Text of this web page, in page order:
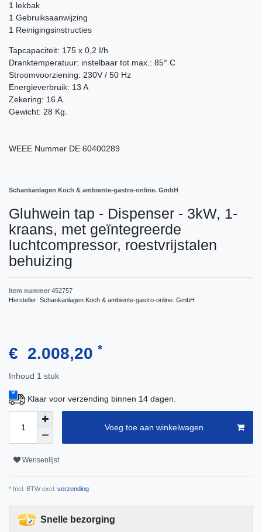
1 lekbak
1 Gebruiksaanwijzing
1 Reinigingsinstructies
Tapcapaciteit: 175 x 0,2 I/h
Dranktemperatuur: instelbaar tot max.: 85° C
Stroomvoorziening: 230V / 50 Hz
Energieverbruik: 13 A
Zekering: 16 A
Gewicht: 28 Kg.
WEEE Nummer DE 60400289
Schankanlagen Koch & ambiente-gastro-online. GmbH
Gluhwein tap - Dispenser - 3kW, 1-
kraans, met geïntegreerde
luchtcompressor, roestvrijstalen
behuizing
Item nummer 452757
Hersteller: Schankanlagen Koch & ambiente-gastro-online. GmbH
€ 2.008,20 *
Inhoud 1 stuk
Klaar voor verzending binnen 14 dagen.
Voeg toe aan winkelwagen
Wensenlijst
* Incl. BTW excl. verzending
Snelle bezorging